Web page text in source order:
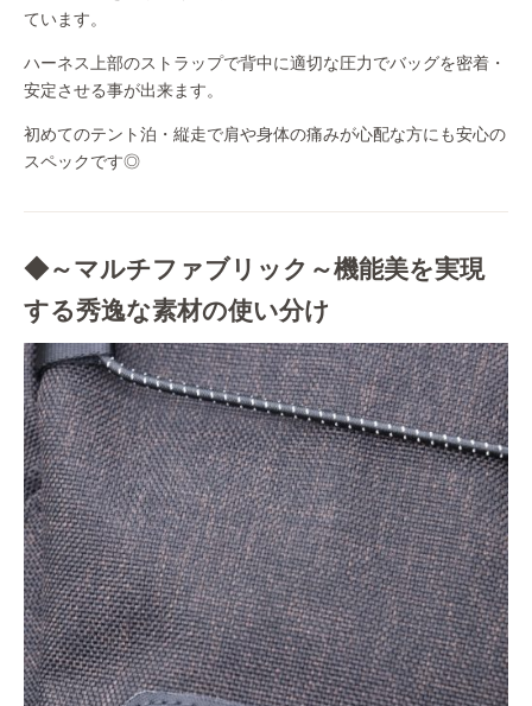
ています。
ハーネス上部のストラップで背中に適切な圧力でバッグを密着・
安定させる事が出来ます。
初めてのテント泊・縦走で肩や身体の痛みが心配な方にも安心の
スペックです◎
◆～マルチファブリック～機能美を実現
する秀逸な素材の使い分け